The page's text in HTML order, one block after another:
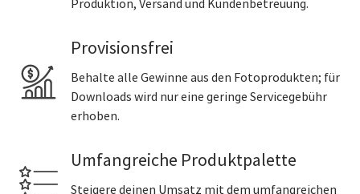
Produktion, Versand und Kundenbetreuung.
Provisionsfrei
Behalte alle Gewinne aus den Fotoprodukten; für
Downloads wird nur eine geringe Servicegebühr
erhoben.
Umfangreiche Produktpalette
Steigere deinen Umsatz mit dem umfangreichen